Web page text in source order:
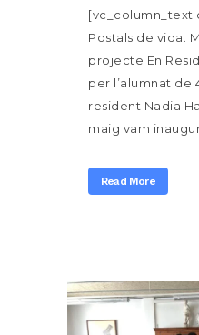
[vc_column_text
Postals de vida.
projecte En
per l’alumnat de
resident Nadia
maig vam
Read More